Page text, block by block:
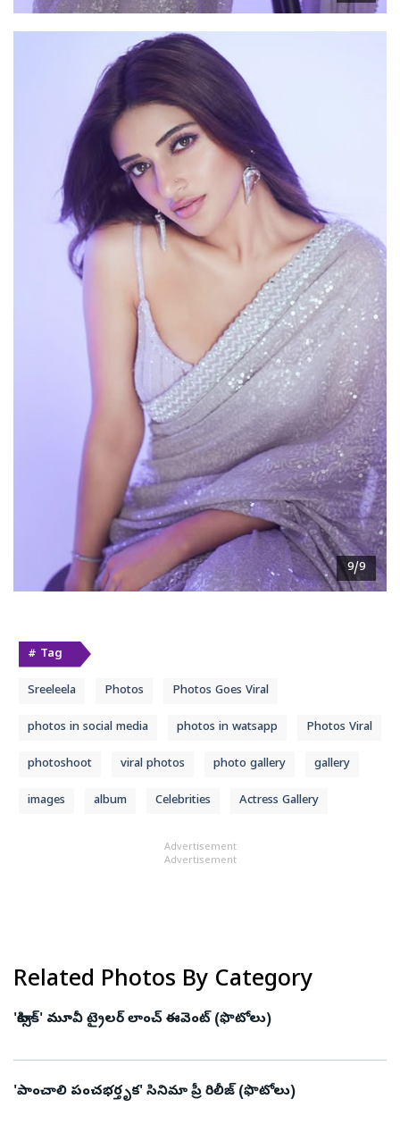
9/9
# Tag
Sreeleela Photos Photos Goes Viral
photos in social media photos in watsapp Photos Viral
photoshoot viral photos photo gallery gallery
images album Celebrities Actress Gallery
Advertisement
Advertisement
Related Photos By Category
'టాక్సిక్' మూవీ ట్రైలర్‌ లాంచ్‌ ఈవెంట్‌ (ఫొటోలు)
'పాంచాలి పంచభర్తృక' సినిమా ప్రీ రిలీజ్ (ఫొటోలు)